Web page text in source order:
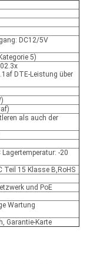
DC12/5V
5)
DTE-Leistung über
als auch der
-20
Teil 15 Klasse B,RoHS
und PoE
Wartung
Garantie-Karte